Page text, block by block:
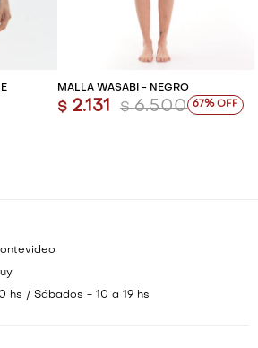
MALLA WASABI - NEGRO
$ 2.131 $ 6.500 67
hs / Sábados - 10 a 19 hs